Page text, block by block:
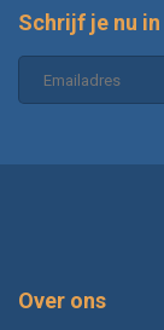
Schrijf je nu
Over ons